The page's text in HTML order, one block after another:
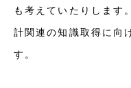
も考えていたりします
計関連の知識取得に向
す。